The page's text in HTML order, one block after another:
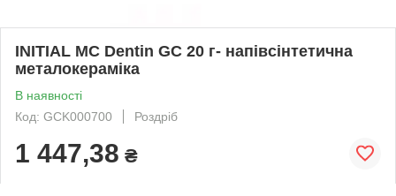
INITIAL MC Dentin GC 20 г- напівсінтетична
металокераміка
В наявності
Код: GCK000700
Роздріб
1 447,38 ₴